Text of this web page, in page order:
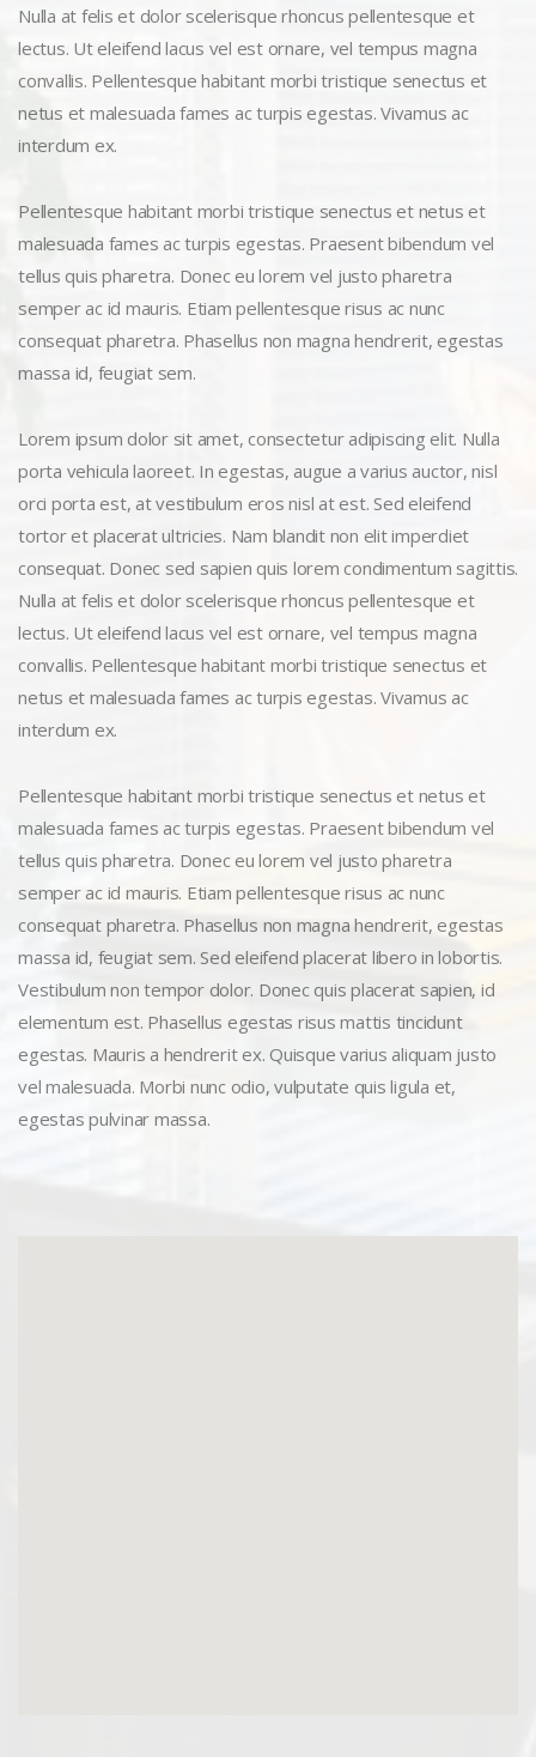
Nulla at felis et dolor scelerisque rhoncus pellentesque et
lectus. Ut eleifend lacus vel est ornare, vel tempus magna
convallis. Pellentesque habitant morbi tristique senectus et
netus et malesuada fames ac turpis egestas. Vivamus ac
interdum ex.
Pellentesque habitant morbi tristique senectus et netus et
malesuada fames ac turpis egestas. Praesent bibendum vel
tellus quis pharetra. Donec eu lorem vel justo pharetra
semper ac id mauris. Etiam pellentesque risus ac nunc
consequat pharetra. Phasellus non magna hendrerit, egestas
massa id, feugiat sem.
Lorem ipsum dolor sit amet, consectetur adipiscing elit. Nulla
porta vehicula laoreet. In egestas, augue a varius auctor, nisl
orci porta est, at vestibulum eros nisl at est. Sed eleifend
tortor et placerat ultricies. Nam blandit non elit imperdiet
consequat. Donec sed sapien quis lorem condimentum sagittis.
Nulla at felis et dolor scelerisque rhoncus pellentesque et
lectus. Ut eleifend lacus vel est ornare, vel tempus magna
convallis. Pellentesque habitant morbi tristique senectus et
netus et malesuada fames ac turpis egestas. Vivamus ac
interdum ex.
Pellentesque habitant morbi tristique senectus et netus et
malesuada fames ac turpis egestas. Praesent bibendum vel
tellus quis pharetra. Donec eu lorem vel justo pharetra
semper ac id mauris. Etiam pellentesque risus ac nunc
consequat pharetra. Phasellus non magna hendrerit, egestas
massa id, feugiat sem. Sed eleifend placerat libero in lobortis.
Vestibulum non tempor dolor. Donec quis placerat sapien, id
elementum est. Phasellus egestas risus mattis tincidunt
egestas. Mauris a hendrerit ex. Quisque varius aliquam justo
vel malesuada. Morbi nunc odio, vulputate quis ligula et,
egestas pulvinar massa.